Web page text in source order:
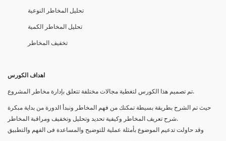
تحليل المخاطر النوعية
تحليل المخاطر الكمية
تخفيف المخاطر
اهداف الكورس
تم تصمیم ھذا الكورس لتغطیة مجالات مختلفة تتعلق بإدارة مخاطر المشروع.
حيث تم الشرح بطريقة بسيطة تمكنك من فهم المخاطر ونبدأ الدورة من بداية مبكرة
شرح تعريف المخاطر وكيفية تحديد وتحليل وتخفيف ومراقبة المخاطر.
وقد حاولت تدعيم الموضوع بأمثلة عملية للتوضيح والمساعدة فى الفهم والتطبيق